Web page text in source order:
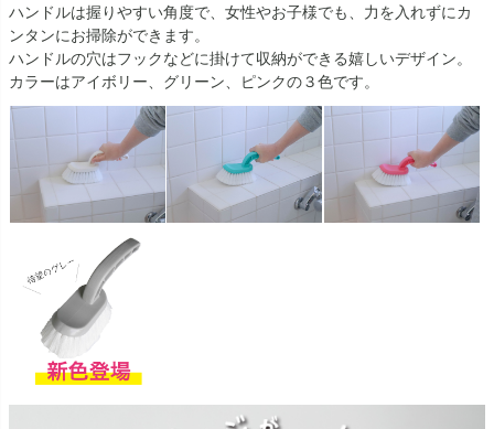
ハンドルは握りやすい角度で、女性やお子様でも、力を入れずにカ
ンタンにお掃除ができます。
ハンドルの穴はフックなどに掛けて収納ができる嬉しいデザイン。
カラーはアイボリー、グリーン、ピンクの３色です。